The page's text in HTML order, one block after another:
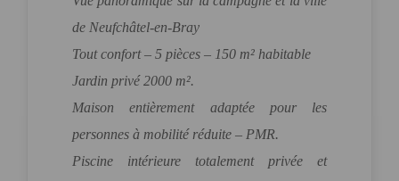
de Neufchâtel-en-Bray
Tout confort – 5 pièces – 150 m² habitable
Jardin privé 2000 m².
Maison entièrement adaptée pour les
personnes à mobilité réduite – PMR.
Piscine intérieure totalement privée et